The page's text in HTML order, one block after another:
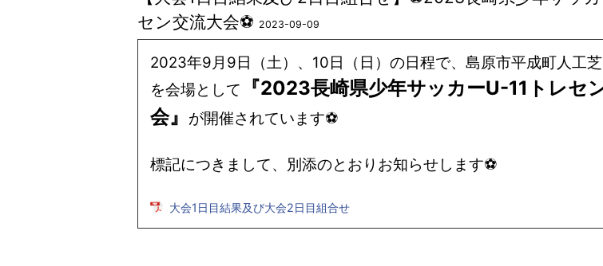
セン交流大会⚽ 2023-09-09
2023年9月9日（土）、10日（日）の日程で、島原市平成町人工
を会場として
『2023長崎県少年サッカーU-11トレセ
会』
が開催されています⚽
標記につきまして、別添のとおりお知らせします⚽
大会1日目結果及び大会2日目組合せ